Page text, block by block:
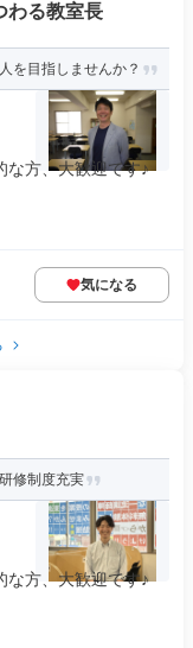
わる教室長
を目指しませんか？
な方、大歓迎です♪
気になる
修制度充実
な方、大歓迎です♪